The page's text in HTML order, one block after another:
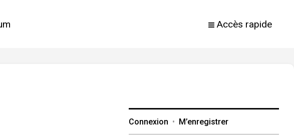
Accès rapide
Connexion • M’enregistrer